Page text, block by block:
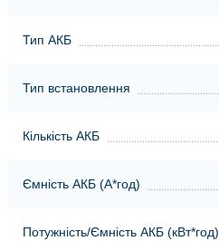
Тип АКБ
Тип встановлення
Кількість АКБ
Ємність АКБ (А*год)
Потужність/Ємність АКБ (кВт*год)